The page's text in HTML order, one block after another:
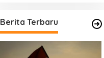
Berita Terbaru